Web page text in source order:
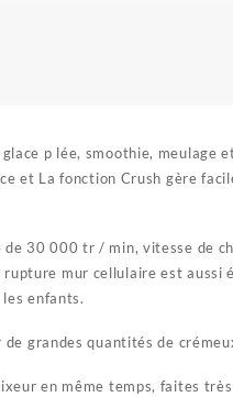
p lée, smoothie, meulage
et La fonction Crush gère
30 000 tr / min, vitesse de
mur cellulaire est
enfants.
grandes quantités de
en même temps, faites